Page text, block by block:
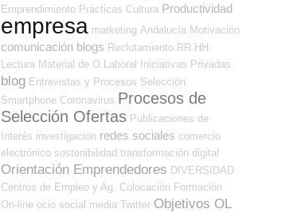
Emprendimiento Prácticas Cultura Productividad
empresa marketing Andalucía Motivación
comunicación blogs Reclutamiento RR.HH.
Lectura Material de O.Laboral Iniciativas Privadas
blog Entrevistas y Procesos Selección
Smartphone Coronavirus Procesos de
Selección Ofertas Publicaciones de
Interés investigación redes sociales comercio
electrónico sostenibilidad transformación digital
Orientación Emprendedores DIVERSIDAD
Centros de Empleo y Ag. Colocación Formación
On-line ocio social media Twitter Objetivos OL